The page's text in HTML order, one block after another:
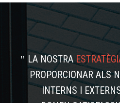
LA NOSTRA
PROPORCIONAR ALS
INTERNS I